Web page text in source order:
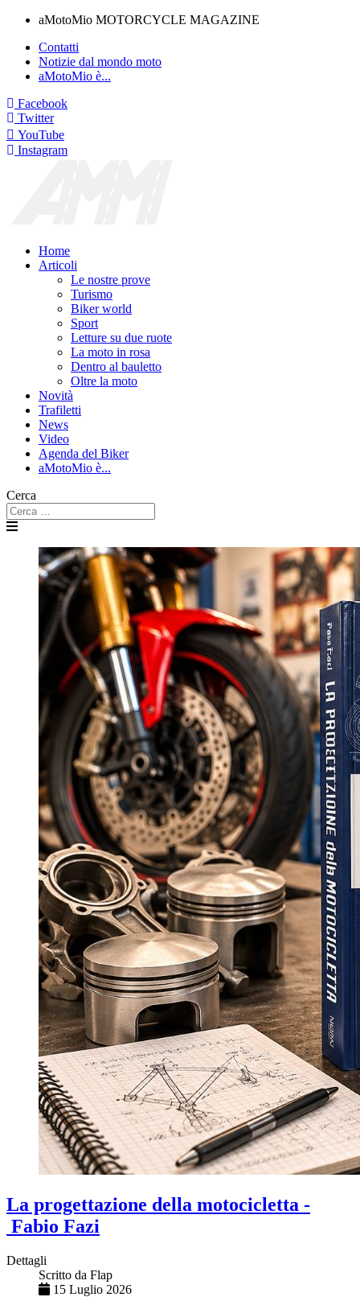
aMotoMio MOTORCYCLE MAGAZINE
Contatti
Notizie dal mondo moto
aMotoMio è...
Facebook
Twitter
YouTube
Instagram
Home
Articoli
Le nostre prove
Turismo
Biker world
Sport
Letture su due ruote
La moto in rosa
Dentro al bauletto
Oltre la moto
Novità
Trafiletti
News
Video
Agenda del Biker
aMotoMio è...
Cerca
La progettazione della motocicletta -
Fabio Fazi
Dettagli
Scritto da Flap
15 Luglio 2026